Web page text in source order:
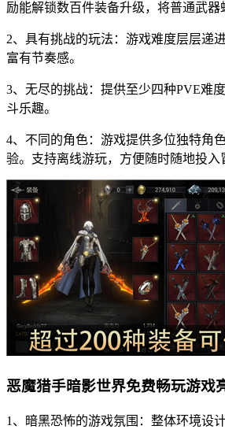
励能解锁数百件装备升级，将普通武器
2、具有挑战的玩法：游戏难度层层递
富有节奏感。
3、无尽的挑战：提供至少四种PVE难
斗乐趣。
4、不同的角色：游戏提供多位独特角
验。支持离线游玩，方便随时随地投入
恶魔猎手暗影世界免费畅玩游戏
1、暗黑恐怖的游戏氛围：整体环境设